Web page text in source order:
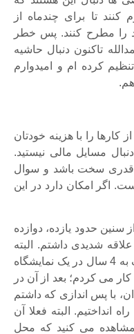
تا برای چندماه از
را مطرح کنند. پس خطر
تاکنون دنبال حاشیه
کرده ام و امیدوارم
را با هزینه خودتان
مسایل مالی نیستید.
قدری سخت باشد و سوال
اگر امکان دارد در این
حدود یازده، دوازده
شدیدی داشتم. البته
پدرم مخالف کارکردن من بود. نزدیک به 4 سال در یک نمایشگاه
می کردم؛ بعد از آن در
با پس اندازی که داشتم
انداختیم. البته فعلا آن
می کنید که محل